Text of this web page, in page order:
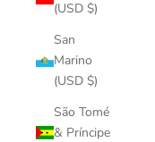
(USD $)
San
Marino
(USD $)
São Tomé
& Príncipe